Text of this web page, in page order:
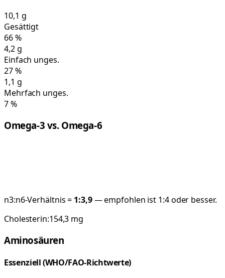
10,1 g
Gesättigt
66%
4,2g
Einfach unges.
27%
1,1 g
Mehrfach unges.
7%
Omega-3 vs. Omega-6
n3:n6-Verhältnis = 1:3,9— empfohlen ist 1:4 oder besser.
Cholesterin:154,3 mg
Aminosäuren
Essenziell (WHO/FAO-Richtwerte)